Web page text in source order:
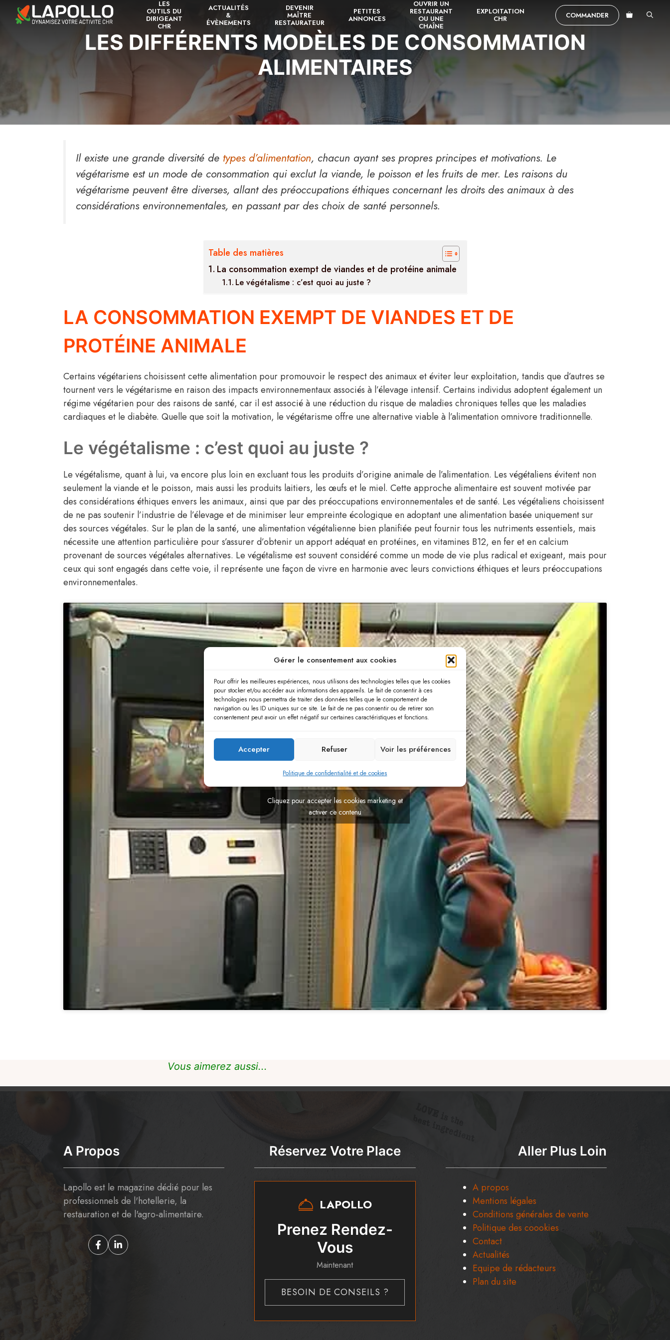
Gérer le consentement aux cookies
Pour offrir les meilleures expériences, nous utilisons des technologies telles que les cookies
pour stocker et/ou accéder aux informations des appareils. Le fait de consentir à ces
technologies nous permettra de traiter des données telles que le comportement de
navigation ou les ID uniques sur ce site. Le fait de ne pas consentir ou de retirer son
consentement peut avoir un effet négatif sur certaines caractéristiques et fonctions.
Accepter Refuser Voir les préférences
Politique de confidentialité et de cookies
Aller
LES
OUTILS DU
DIRIGEANT
CHR
ACTUALITÉS
&
ÉVÈNEMENTS
DEVENIR
MAÎTRE
RESTAURATEUR
PETITES
ANNONCES
OUVRIR UN
RESTAURANT
OU UNE
CHAÎNE
EXPLOITATION
CHR COMMANDER
LES DIFFÉRENTS MODÈLES DE CONSOMMATION
ALIMENTAIRES
Il existe une grande diversité de types d’alimentation, chacun ayant ses propres principes et motivations. Le
végétarisme est un mode de consommation qui exclut la viande, le poisson et les fruits de mer. Les raisons du
végétarisme peuvent être diverses, allant des préoccupations éthiques concernant les droits des animaux à des
considérations environnementales, en passant par des choix de santé personnels.
Table des matières
La consommation exempt de viandes et de protéine animale
Le végétalisme : c’est quoi au juste ?
LA CONSOMMATION EXEMPT DE VIANDES ET DE
PROTÉINE ANIMALE
Certains végétariens choisissent cette alimentation pour promouvoir le respect des animaux et éviter leur exploitation, tandis que d’autres se
tournent vers le végétarisme en raison des impacts environnementaux associés à l’élevage intensif. Certains individus adoptent également un
régime végétarien pour des raisons de santé, car il est associé à une réduction du risque de maladies chroniques telles que les maladies
cardiaques et le diabète. Quelle que soit la motivation, le végétarisme offre une alternative viable à l’alimentation omnivore traditionnelle.
Le végétalisme : c’est quoi au juste ?
Le végétalisme, quant à lui, va encore plus loin en excluant tous les produits d’origine animale de l’alimentation. Les végétaliens évitent non
seulement la viande et le poisson, mais aussi les produits laitiers, les œufs et le miel. Cette approche alimentaire est souvent motivée par
des considérations éthiques envers les animaux, ainsi que par des préoccupations environnementales et de santé. Les végétaliens choisissent
de ne pas soutenir l’industrie de l’élevage et de minimiser leur empreinte écologique en adoptant une alimentation basée uniquement sur
des sources végétales. Sur le plan de la santé, une alimentation végétalienne bien planifiée peut fournir tous les nutriments essentiels, mais
nécessite une attention particulière pour s’assurer d’obtenir un apport adéquat en protéines, en vitamines B12, en fer et en calcium
provenant de sources végétales alternatives. Le végétalisme est souvent considéré comme un mode de vie plus radical et exigeant, mais pour
ceux qui sont engagés dans cette voie, il représente une façon de vivre en harmonie avec leurs convictions éthiques et leurs préoccupations
environnementales.
Cliquez pour accepter les cookies marketing et
activer ce contenu
Vous aimerez aussi...
A Propos
Lapollo est le magazine dédié pour les
professionnels de l'hotellerie, la
restauration et de l'agro-alimentaire.
Réservez Votre Place
LAPOLLO
Prenez Rendez-
Vous
Maintenant
BESOIN DE CONSEILS ?
Aller Plus Loin
A propos
Mentions légales
Conditions générales de vente
Politique des coookies
Contact
Actualités
Equipe de rédacteurs
Plan du site